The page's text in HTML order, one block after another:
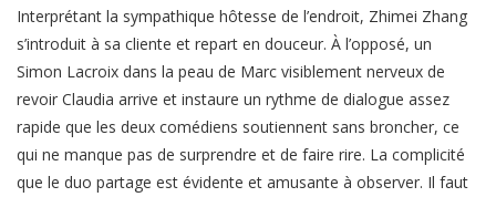
Interprétant la sympathique hôtesse de l’endroit, Zhimei Zhang
s’introduit à sa cliente et repart en douceur. À l’opposé, un
Simon Lacroix dans la peau de Marc visiblement nerveux de
revoir Claudia arrive et instaure un rythme de dialogue assez
rapide que les deux comédiens soutiennent sans broncher, ce
qui ne manque pas de surprendre et de faire rire. La complicité
que le duo partage est évidente et amusante à observer. Il faut